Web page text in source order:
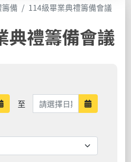
備 114級畢業典禮籌備會議
典禮籌備會議
日期範圍開始
至 日期範圍結束 日期範圍